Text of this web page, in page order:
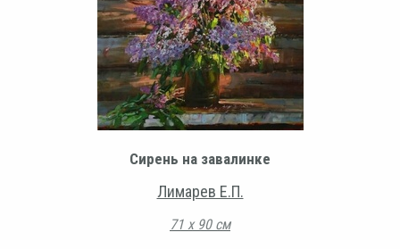
Сирень на завалинке
Лимарев Е.П.
71 х 90 см